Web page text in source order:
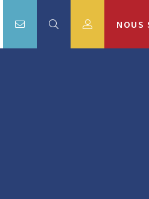
NOUS